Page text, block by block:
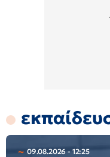
09.08.2026 - 12:25